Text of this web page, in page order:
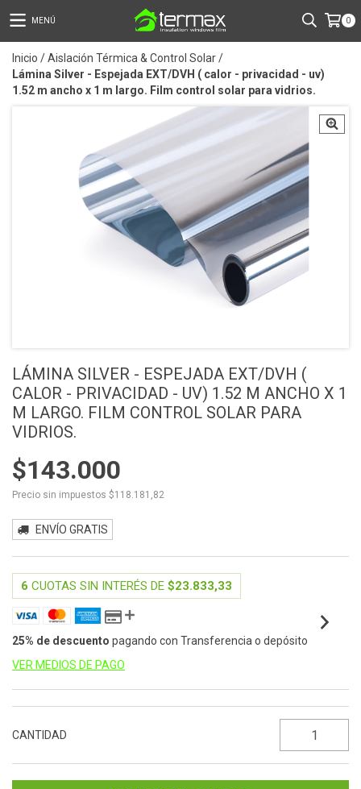
MENÚ 0
Inicio /Aislación Térmica & Control Solar/
Lámina Silver - Espejada EXT/DVH ( calor - privacidad - uv)
1.52 m ancho x 1 m largo. Film control solar para vidrios.
LÁMINA SILVER - ESPEJADA EXT/DVH (
CALOR - PRIVACIDAD - UV) 1.52 M ANCHO X 1
M LARGO. FILM CONTROL SOLAR PARA
VIDRIOS.
$143.000
Precio sin impuestos $118.181,82
ENVÍO GRATIS
6 CUOTAS SIN INTERÉS DE $23.833,33
25% de descuento pagando con Transferencia o depósito
VER MEDIOS DE PAGO
CANTIDAD